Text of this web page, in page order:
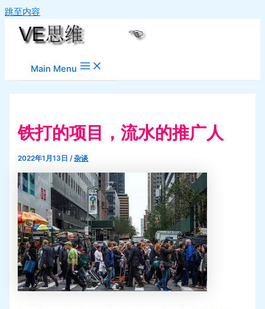
跳至内容
Main Menu
铁打的项目，流水的推广人
2022年1月13日/杂谈